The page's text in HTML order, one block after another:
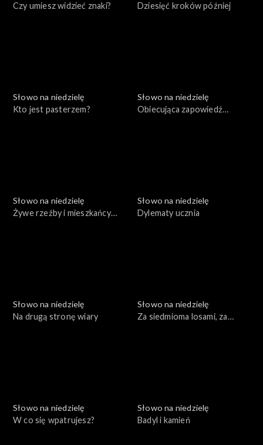
Czy umiesz widzieć znaki?
Dziesięć kroków później
Słowo na niedzielę
Kto jest pasterzem?
Słowo na niedzielę
Obiecująca zapowiedź
Słowo na niedzielę
Żywe rzeźby i mieszkańcy
Słowo na niedzielę
Dylematy ucznia
Słowo na niedzielę
Na drugą stronę wiary
Słowo na niedzielę
Za siedmioma losami, za
Słowo na niedzielę
W co się wpatrujesz?
Słowo na niedzielę
Badyl i kamień